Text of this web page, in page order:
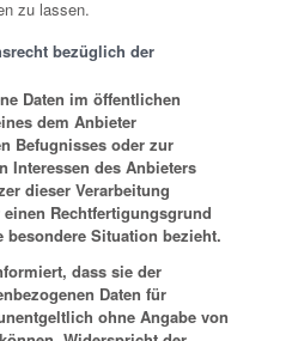
zu lassen.
bezüglich der
Daten im öffentlichen
dem Anbieter
Befugnisses oder zur
Interessen des Anbieters
dieser Verarbeitung
Rechtfertigungsgrund
Situation bezieht.
dass sie der
Daten für
ohne Angabe von